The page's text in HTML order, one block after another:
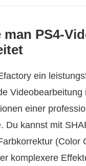
man
ein
Videobearbeitung
einer
Du kannst mit
(Color
komplexere